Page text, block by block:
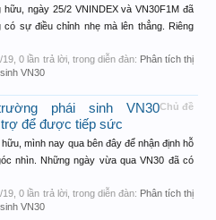
hữu, ngày 25/2 VNINDEX và VN30F1M đã
sự điều chỉnh nhẹ mà lên thẳng. Riêng
19 , 0 lần trả lời, trong diễn đàn: Phân tích thị
VN30
Chủ đề
phái sinh VN30
trợ để được tiếp sức
mình nay qua bên đây để nhận định hỗ
nhìn. Những ngày vừa qua VN30 đã có
19 , 0 lần trả lời, trong diễn đàn: Phân tích thị
VN30